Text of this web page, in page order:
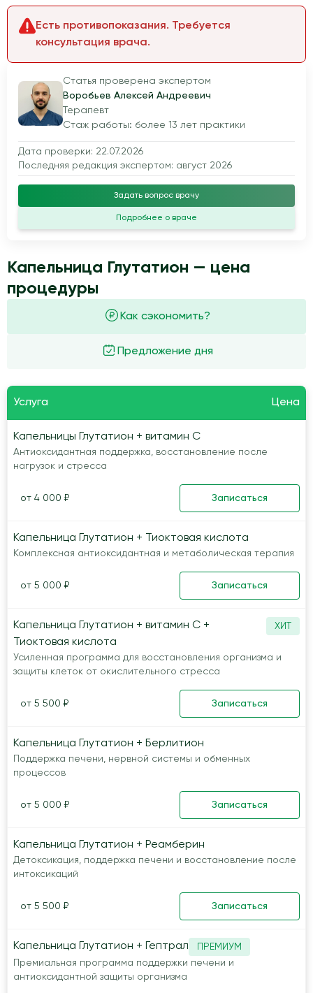
Статья проверена экспертом
Воробьев Алексей Андреевич
Терапевт
Стаж работы: более 13 лет практики
Дата проверки: 22.07.2026
Последняя редакция экспертом: август 2026
Задать вопрос врачу
Подробнее о враче
Есть противопоказания. Требуется
консультация врача.
Капельница Глутатион — цена
процедуры
Предложение дня
Как сэкономить?
Услуга Цена
Капельницы Глутатион + витамин C
Антиоксидантная поддержка, восстановление после
нагрузок и стресса
от 4 000 ₽ Записаться
Капельница Глутатион + Тиоктовая кислота
Комплексная антиоксидантная и метаболическая терапия
от 5 000 ₽ Записаться
Капельница Глутатион + витамин C +
Тиоктовая кислота
ХИТ
Усиленная программа для восстановления организма и
защиты клеток от окислительного стресса
от 5 500 ₽ Записаться
Капельница Глутатион + Берлитион
Поддержка печени, нервной системы и обменных
процессов
от 5 000 ₽ Записаться
Капельница Глутатион + Реамберин
Детоксикация, поддержка печени и восстановление после
интоксикаций
от 5 500 ₽ Записаться
Капельница Глутатион + Гептрал
ПРЕМИУМ
Премиальная программа поддержки печени и
антиоксидантной защиты организма